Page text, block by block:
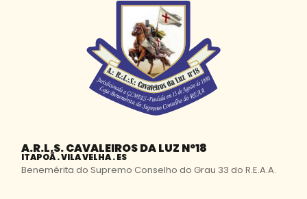
A.R.L.S. CAVALEIROS DA LUZ Nº18
ITAPOÃ . VILA VELHA . ES
Benemérita do Supremo Conselho do Grau 33 do R.E.A.A.